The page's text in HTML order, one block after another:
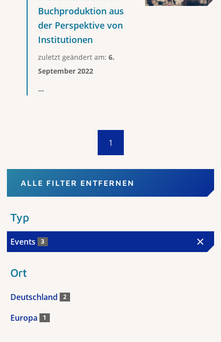
Buchproduktion aus
der Perspektive von
Institutionen
zuletzt geändert am: 6.
September 2022
...
1
ALLE FILTER ENTFERNEN
Typ
Events 3
Ort
Deutschland 2
Europa 1